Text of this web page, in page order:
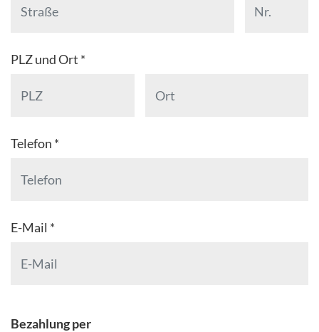
PLZ und Ort *
Telefon *
E-Mail *
Bezahlung per